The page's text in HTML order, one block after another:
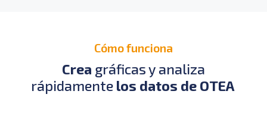
Cómo funciona
Crea gráficas y analiza
rápidamentelos datos de OTEA